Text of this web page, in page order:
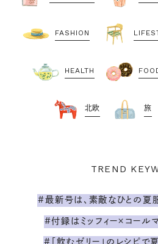
FASHION
HEALTH
北欧 旅
TREND
#最新号は、素敵なひとの夏服
#付録はミッフィー×コール
#「飲むゼリー」のレシピで